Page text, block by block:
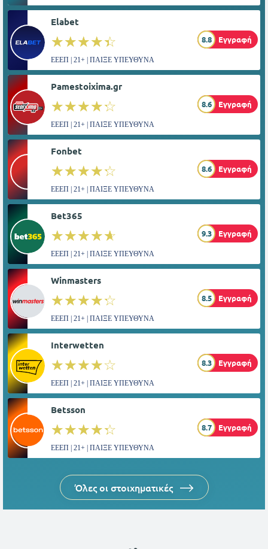
Elabet
☆☆☆☆☆
★★★★★ 8.8 Εγγραφή
ΕΕΕΠ | 21+ | ΠΑΙΞΕ ΥΠΕΥΘΥΝΑ
Pamestoixima.gr
☆☆☆☆☆
★★★★★ 8.6 Εγγραφή
ΕΕΕΠ | 21+ | ΠΑΙΞΕ ΥΠΕΥΘΥΝΑ
Fonbet
☆☆☆☆☆
★★★★★ 8.6 Εγγραφή
ΕΕΕΠ | 21+ | ΠΑΙΞΕ ΥΠΕΥΘΥΝΑ
Bet365
☆☆☆☆☆
★★★★★ 9.3 Εγγραφή
ΕΕΕΠ | 21+ | ΠΑΙΞΕ ΥΠΕΥΘΥΝΑ
Winmasters
☆☆☆☆☆
★★★★★ 8.5 Εγγραφή
ΕΕΕΠ | 21+ | ΠΑΙΞΕ ΥΠΕΥΘΥΝΑ
Interwetten
☆☆☆☆☆
★★★★★ 8.3 Εγγραφή
ΕΕΕΠ | 21+ | ΠΑΙΞΕ ΥΠΕΥΘΥΝΑ
Betsson
☆☆☆☆☆
★★★★★ 8.7 Εγγραφή
ΕΕΕΠ | 21+ | ΠΑΙΞΕ ΥΠΕΥΘΥΝΑ
Όλες οι στοιχηματικές